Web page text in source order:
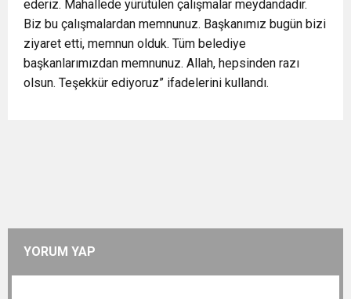
ederiz. Mahallede yürütülen çalışmalar meydandadır.
Biz bu çalışmalardan memnunuz. Başkanımız bugün bizi
ziyaret etti, memnun olduk. Tüm belediye
başkanlarımızdan memnunuz. Allah, hepsinden razı
olsun. Teşekkür ediyoruz” ifadelerini kullandı.
YORUM YAP